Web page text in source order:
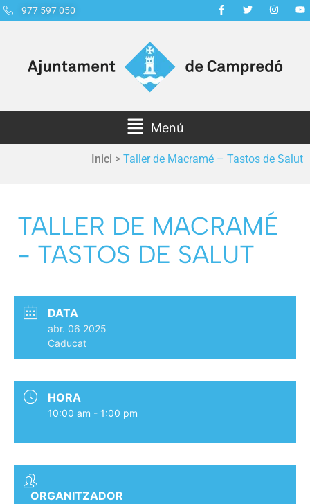
977 597 050
Menú
Inici > Taller de Macramé – Tastos de Salut
TALLER DE MACRAMÉ
- TASTOS DE SALUT
DATA
abr. 06 2025
Caducat
HORA
10:00 am - 1:00 pm
ORGANITZADOR